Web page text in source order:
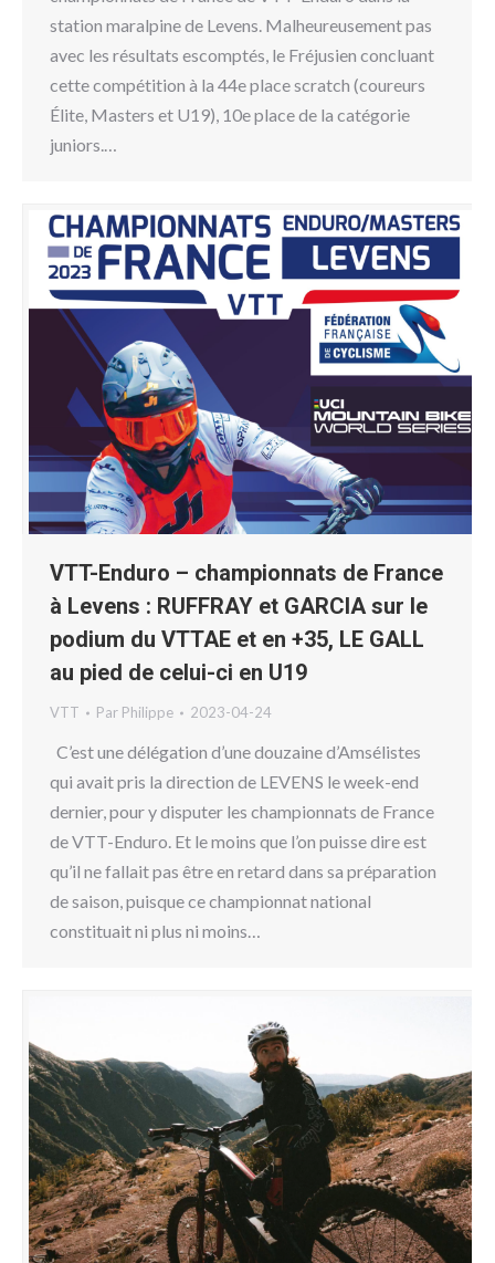
station maralpine de Levens. Malheureusement pas
avec les résultats escomptés, le Fréjusien concluant
cette compétition à la 44e place scratch (coureurs
Élite, Masters et U19), 10e place de la catégorie
juniors.…
VTT-Enduro – championnats de France
à Levens : RUFFRAY et GARCIA sur le
podium du VTTAE et en +35, LE GALL
au pied de celui-ci en U19
VTT Par Philippe 2023-04-24
C’est une délégation d’une douzaine d’Amsélistes
qui avait pris la direction de LEVENS le week-end
dernier, pour y disputer les championnats de France
de VTT-Enduro. Et le moins que l’on puisse dire est
qu’il ne fallait pas être en retard dans sa préparation
de saison, puisque ce championnat national
constituait ni plus ni moins…